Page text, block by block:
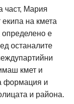
част, Мария
на кмета
е
останалите
кмет и
формация и
и района.